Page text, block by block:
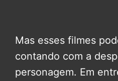
Mas esses filmes
contando com a
personagem. Em